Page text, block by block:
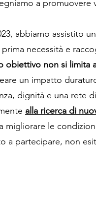
a promuovere
abbiamo assistito
necessità e
obiettivo non si limita
un impatto
dignità e una rete
alla ricerca di
migliorare le
a partecipare, non